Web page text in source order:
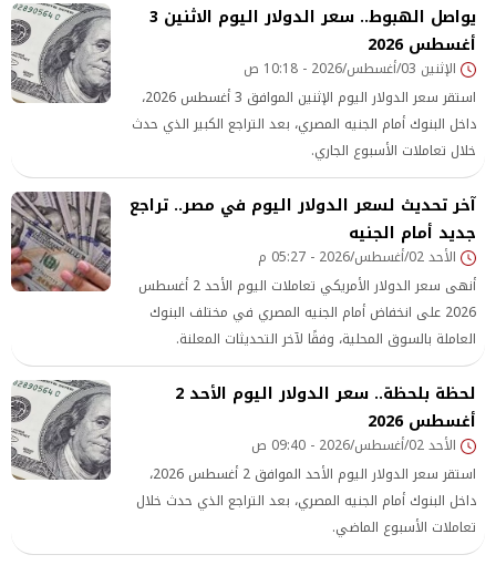
يواصل الهبوط.. سعر الدولار اليوم الاثنين 3
أغسطس 2026
الإثنين 03/أغسطس/2026 - 10:18 ص
استقر سعر الدولار اليوم الإثنين الموافق 3 أغسطس 2026،
داخل البنوك أمام الجنيه المصري، بعد التراجع الكبير الذي حدث
خلال تعاملات الأسبوع الجاري.
آخر تحديث لسعر الدولار اليوم في مصر.. تراجع
جديد أمام الجنيه
الأحد 02/أغسطس/2026 - 05:27 م
أنهى سعر الدولار الأمريكي تعاملات اليوم الأحد 2 أغسطس
2026 على انخفاض أمام الجنيه المصري في مختلف البنوك
العاملة بالسوق المحلية، وفقًا لآخر التحديثات المعلنة.
لحظة بلحظة.. سعر الدولار اليوم الأحد 2
أغسطس 2026
الأحد 02/أغسطس/2026 - 09:40 ص
استقر سعر الدولار اليوم الأحد الموافق 2 أغسطس 2026،
داخل البنوك أمام الجنيه المصري، بعد التراجع الذي حدث خلال
تعاملات الأسبوع الماضي.